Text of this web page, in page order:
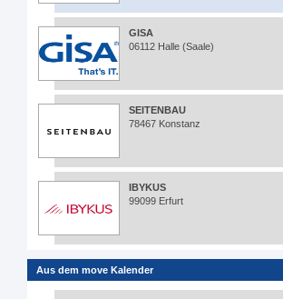
GISA
06112 Halle (Saale)
SEITENBAU
78467 Konstanz
IBYKUS
99099 Erfurt
Aus dem move Kalender